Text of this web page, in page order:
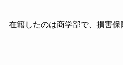
在籍したのは商学部で、損害保